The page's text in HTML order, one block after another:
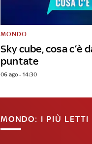
Sky cube, cosa c’è
puntate
MONDO
06 ago - 14:30
MONDO: I PIÙ LETTI